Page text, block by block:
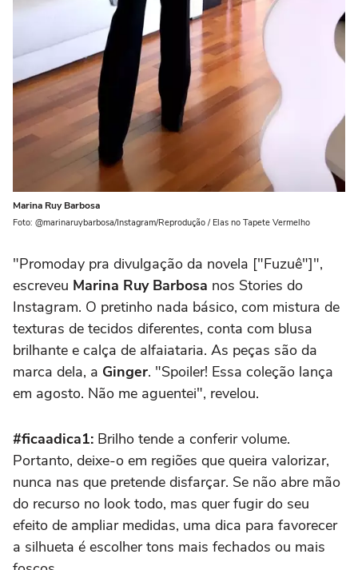
Marina Ruy Barbosa
Foto: @marinaruybarbosa/Instagram/Reprodução / Elas no Tapete Vermelho
"Promoday pra divulgação da novela ["Fuzuê"]",
escreveu Marina Ruy Barbosa nos Stories do
Instagram. O pretinho nada básico, com mistura de
texturas de tecidos diferentes, conta com blusa
brilhante e calça de alfaiataria. As peças são da
marca dela, a Ginger. "Spoiler! Essa coleção lança
em agosto. Não me aguentei", revelou.
#ficaadica1: Brilho tende a conferir volume.
Portanto, deixe-o em regiões que queira valorizar,
nunca nas que pretende disfarçar. Se não abre mão
do recurso no look todo, mas quer fugir do seu
efeito de ampliar medidas, uma dica para favorecer
a silhueta é escolher tons mais fechados ou mais